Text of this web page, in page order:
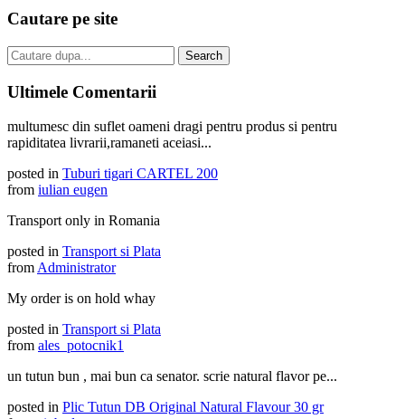
Cautare pe site
Ultimele Comentarii
multumesc din suflet oameni dragi pentru produs si pentru
rapiditatea livrarii,ramaneti aceiasi...
posted in Tuburi tigari CARTEL 200
from iulian eugen
Transport only in Romania
posted in Transport si Plata
from Administrator
My order is on hold whay
posted in Transport si Plata
from ales_potocnik1
un tutun bun , mai bun ca senator. scrie natural flavor pe...
posted in Plic Tutun DB Original Natural Flavour 30 gr